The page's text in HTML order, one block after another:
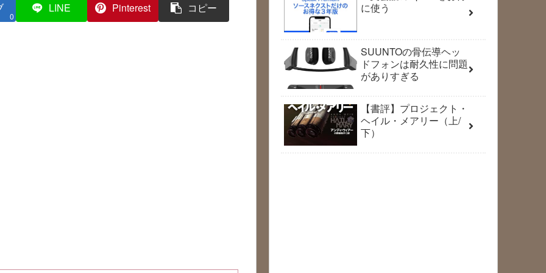
0
LINE Pinterest コピー
に使う
SUUNTOの骨伝導ヘッ
ドフォンは耐久性に問題
がありすぎる
【書評】プロジェクト・
ヘイル・メアリー（上/
下）